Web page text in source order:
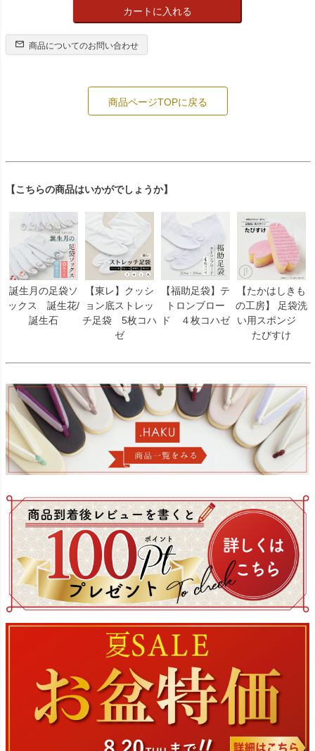
カートに入れる
商品についてのお問い合わせ
商品ページTOPに戻る
【こちらの商品はいかがでしょうか】
誕生月の足袋ソ
ックス 誕生花/
誕生石
【東レ】クッシ
ョン底ストレッ
チ足袋 5枚コハ
ゼ
【福助足袋】テ
トロンブロー
ド ４枚コハゼ
【たかはしきも
の工房】 足袋洗
い用スポンジ
たびすけ